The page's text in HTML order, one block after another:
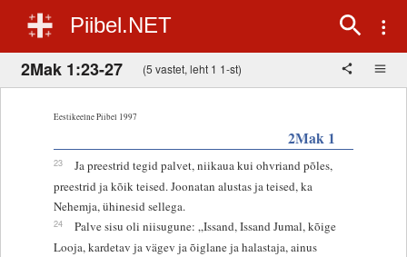
Piibel.NET
2Mak 1:23-27 (5 vastet, leht 1 1-st)
Eestikeelne Piibel 1997
2Mak 1
23
Ja preestrid tegid palvet, niikaua kui ohvriand põles,
preestrid ja kõik teised. Joonatan alustas ja teised, ka
Nehemja, ühinesid sellega.
24
Palve sisu oli niisugune: „Issand, Issand Jumal, kõige
Looja, kardetav ja vägev ja õiglane ja halastaja, ainus